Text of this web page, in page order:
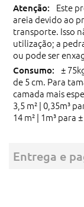
Este
areia devido ao
transporte. Isso
utilização; a
ou pode ser
±
de 5 cm. Para
camada mais
3,5 m² | 0,35m³
14 m² | 1m³ para
Entrega e